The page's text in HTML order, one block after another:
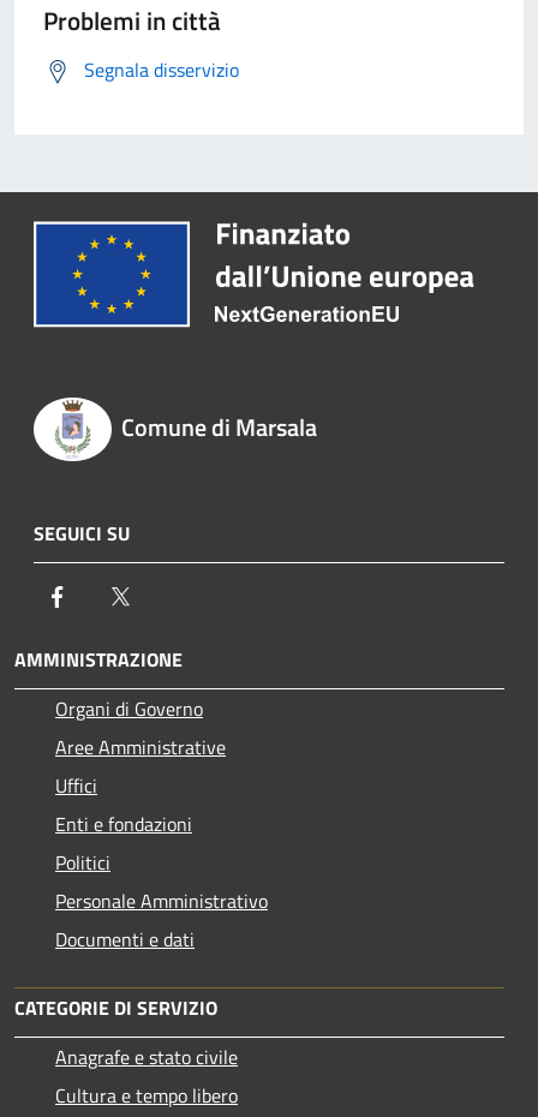
Problemi in città
Segnala disservizio
Comune di Marsala
SEGUICI SU
Facebook
AMMINISTRAZIONE
Organi di Governo
Aree Amministrative
Uffici
Enti e fondazioni
Politici
Personale Amministrativo
Documenti e dati
CATEGORIE DI SERVIZIO
Anagrafe e stato civile
Cultura e tempo libero